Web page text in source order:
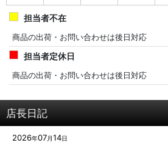
担当者不在
商品の出荷・お問い合わせは後日対応
担当者定休日
商品の出荷・お問い合わせは後日対応
店長日記
2026年07月14日